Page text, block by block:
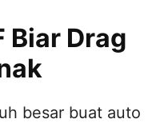
Biar Drag
besar buat auto